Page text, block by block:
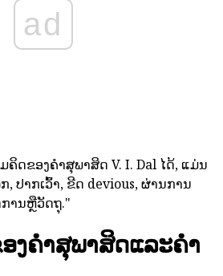
ad
ດຂອງຄໍາສຸພາສິດ V. I. Dal ໄດ້, ແມ່ນ
, ປາກເວົ້າ, ຂີດ devious, ຜ່ານການ
ານຫຼືວັດຖຸ."
ງຄໍາສຸພາສິດແລະຄໍາ